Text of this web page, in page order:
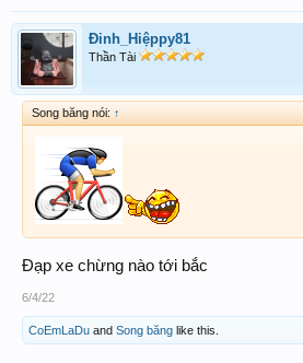
Đinh_Hiệppy81
Thần Tài
Song băng nói: ↑
Đạp xe chừng nào tới bắc
6/4/22
CoEmLaDu and Song băng like this.